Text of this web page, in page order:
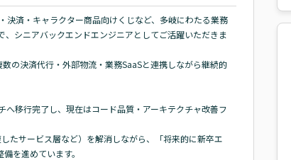
決済・キャラクター商品向けくじなど、多岐にわたる業務
シニアバックエンドエンジニアとしてご活躍いただきま
の決済代行・外部物流・業務SaaSと連携しながら継続的
へ移行完了し、現在はコード品質・アーキテクチャ改善フ
たサービス層など）を解消しながら、「将来的に新卒エ
を進めています。